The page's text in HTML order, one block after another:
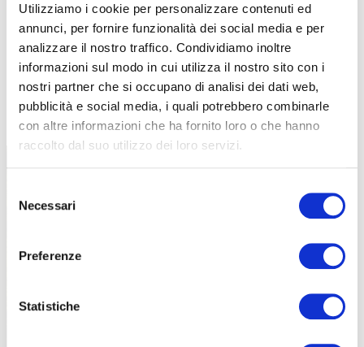
Utilizziamo i cookie per personalizzare contenuti ed
annunci, per fornire funzionalità dei social media e per
analizzare il nostro traffico. Condividiamo inoltre
informazioni sul modo in cui utilizza il nostro sito con i
nostri partner che si occupano di analisi dei dati web,
pubblicità e social media, i quali potrebbero combinarle
con altre informazioni che ha fornito loro o che hanno
raccolto dal suo utilizzo dei loro servizi.
delNecessari
Preferenze
Statistiche
TUTTE LE CATEGORIE DEL MAGAZINE